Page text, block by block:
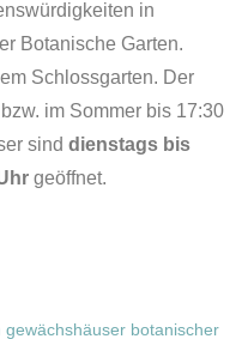
in
Botanische Garten.
Schlossgarten. Der
im Sommer bis 17:30
sind dienstags bis
geöffnet.